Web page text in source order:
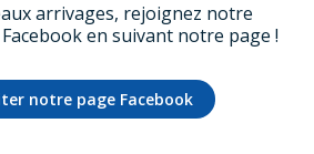
arrivages, rejoignez notre
en suivant notre page !
notre page Facebook